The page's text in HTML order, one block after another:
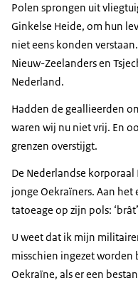
Polen sprongen uit
Ginkelse Heide, om hun
niet eens konden
Nieuw-Zeelanders en
Nederland.
Hadden de geallieerden
waren wij nu niet vrij. En
grenzen overstijgt.
De Nederlandse
jonge Oekraïners. Aan
tatoeage op zijn pols:
U weet dat ik mijn
misschien ingezet
Oekraïne, als er een